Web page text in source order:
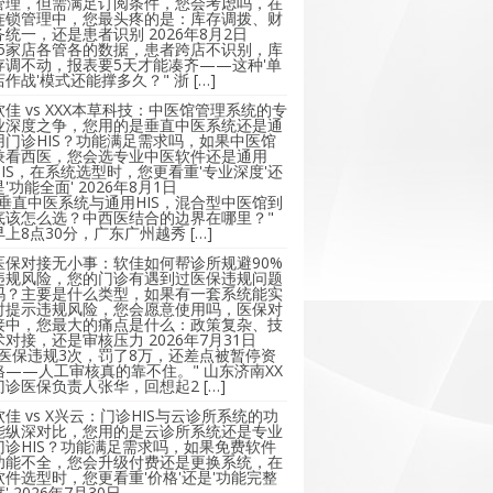
锁管理中，您最头疼的是：库存调拨、财
统一，还是患者识别 2026年8月2日
家店各管各的数据，患者跨店不识别，库
调不动，报表要5天才能凑齐——这种'单
作战'模式还能撑多久？" 浙 […]
佳 vs XXX本草科技：中医馆管理系统的专
深度之争，您用的是垂直中医系统还是通
门诊HIS？功能满足需求吗，如果中医馆
看西医，您会选专业中医软件还是通用
，在系统选型时，您更看重'专业深度'还
'功能全面' 2026年8月1日
直中医系统与通用HIS，混合型中医馆到
该怎么选？中西医结合的边界在哪里？"
上8点30分，广东广州越秀 […]
保对接无小事：软佳如何帮诊所规避90%
规风险，您的门诊有遇到过医保违规问题
？主要是什么类型，如果有一套系统能实
提示违规风险，您会愿意使用吗，医保对
中，您最大的痛点是什么：政策复杂、技
对接，还是审核压力 2026年7月31日
保违规3次，罚了8万，还差点被暂停资
——人工审核真的靠不住。" 山东济南XX
诊医保负责人张华，回想起2 […]
佳 vs X兴云：门诊HIS与云诊所系统的功
纵深对比，您用的是云诊所系统还是专业
诊HIS？功能满足需求吗，如果免费软件
能不全，您会升级付费还是更换系统，在
件选型时，您更看重'价格'还是'功能完整